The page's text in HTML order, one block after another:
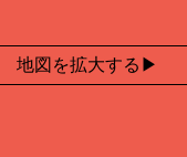
地図を拡大する